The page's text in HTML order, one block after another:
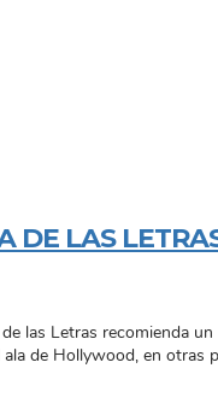
DE LAS
las Letras recomienda
de Hollywood, en otras